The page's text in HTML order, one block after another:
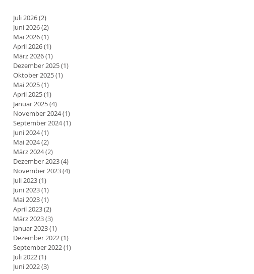
Juli 2026(2)
Juni 2026(2)
Mai 2026(1)
April 2026(1)
März 2026(1)
Dezember 2025(1)
Oktober 2025(1)
Mai 2025(1)
April 2025(1)
Januar 2025(4)
November 2024(1)
September 2024(1)
Juni 2024(1)
Mai 2024(2)
März 2024(2)
Dezember 2023(4)
November 2023(4)
Juli 2023(1)
Juni 2023(1)
Mai 2023(1)
April 2023(2)
März 2023(3)
Januar 2023(1)
Dezember 2022(1)
September 2022(1)
Juli 2022(1)
Juni 2022(3)